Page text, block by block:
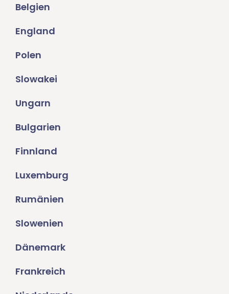
Belgien
England
Polen
Slowakei
Ungarn
Bulgarien
Finnland
Luxemburg
Rumänien
Slowenien
Dänemark
Frankreich